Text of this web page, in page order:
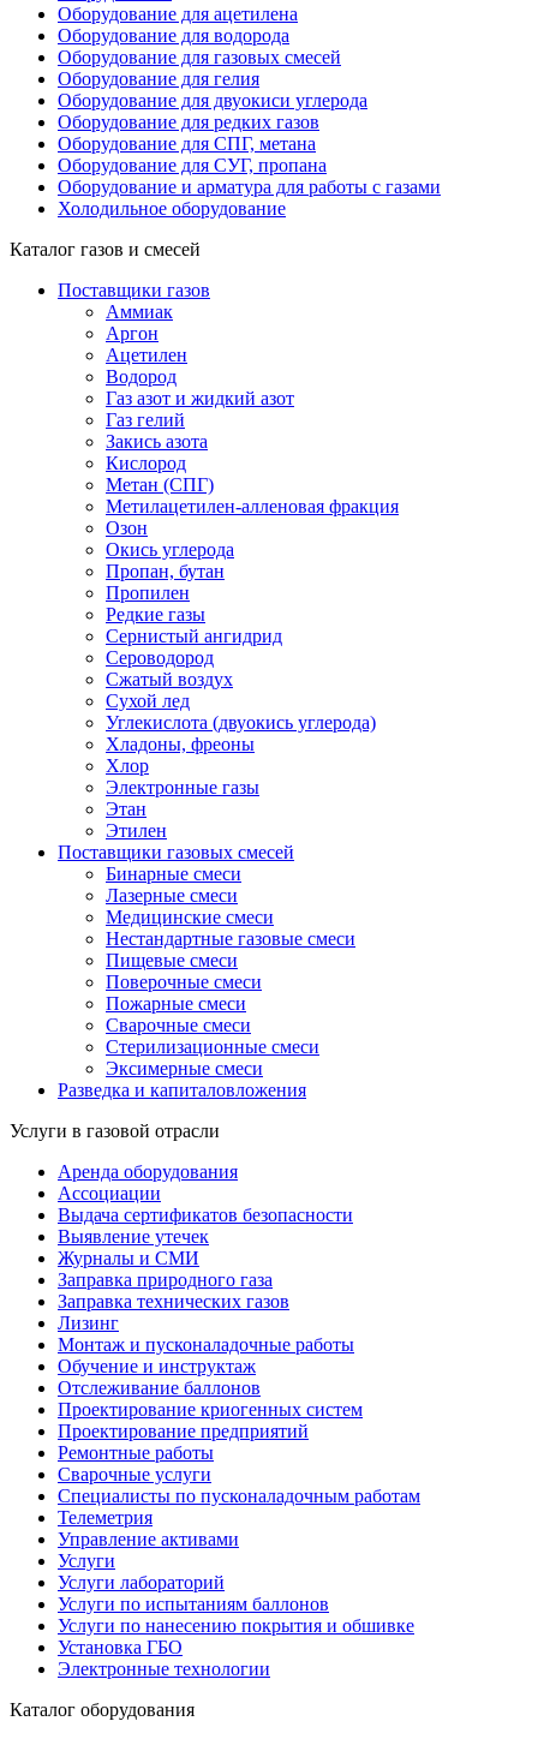
Оборудование для ацетилена
Оборудование для водорода
Оборудование для газовых смесей
Оборудование для гелия
Оборудование для двуокиси углерода
Оборудование для редких газов
Оборудование для СПГ, метана
Оборудование для СУГ, пропана
Оборудование и арматура для работы с газами
Холодильное оборудование
Каталог газов и смесей
Поставщики газов
Аммиак
Аргон
Ацетилен
Водород
Газ азот и жидкий азот
Газ гелий
Закись азота
Кислород
Метан (СПГ)
Метилацетилен-алленовая фракция
Озон
Окись углерода
Пропан, бутан
Пропилен
Редкие газы
Сернистый ангидрид
Сероводород
Сжатый воздух
Сухой лед
Углекислота (двуокись углерода)
Хладоны, фреоны
Хлор
Электронные газы
Этан
Этилен
Поставщики газовых смесей
Бинарные смеси
Лазерные смеси
Медицинские смеси
Нестандартные газовые смеси
Пищевые смеси
Поверочные смеси
Пожарные смеси
Сварочные смеси
Стерилизационные смеси
Эксимерные смеси
Разведка и капиталовложения
Услуги в газовой отрасли
Аренда оборудования
Ассоциации
Выдача сертификатов безопасности
Выявление утечек
Журналы и СМИ
Заправка природного газа
Заправка технических газов
Лизинг
Монтаж и пусконаладочные работы
Обучение и инструктаж
Отслеживание баллонов
Проектирование криогенных систем
Проектирование предприятий
Ремонтные работы
Сварочные услуги
Специалисты по пусконаладочным работам
Телеметрия
Управление активами
Услуги
Услуги лабораторий
Услуги по испытаниям баллонов
Услуги по нанесению покрытия и обшивке
Установка ГБО
Электронные технологии
Каталог оборудования